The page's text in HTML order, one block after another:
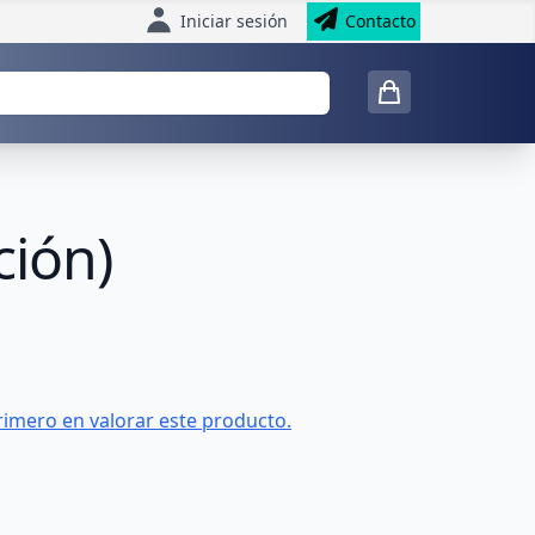
Iniciar sesión Contacto
en valorar este producto.